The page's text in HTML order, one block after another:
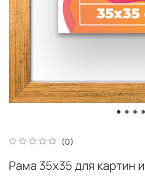
(0)
Рама 35x35 для картин